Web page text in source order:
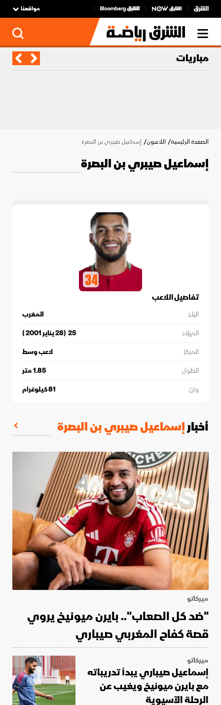
مواقعنا
مباريات
الصفحة الرئيسية اللاعبون إسماعيل صيبري بن البصرة
إسماعيل صيبري بن البصرة
تفاصيل اللاعب
المغرب
البلد
25
(28 يناير 2001 )
الميلاد
لاعب وسط
المركز
1.85متر
الطول
81كيلوغرام وزن
34
أخبارإسماعيل صيبري بن البصرة
ميركاتو
"ضد كل الصعاب".. بايرن ميونيخ يروي
قصة كفاح المغربي صيباري
ميركاتو
إسماعيل صيباري يبدأ تدريباته
مع بايرن ميونيخ ويغيب عن
الرحلة الآسيوية